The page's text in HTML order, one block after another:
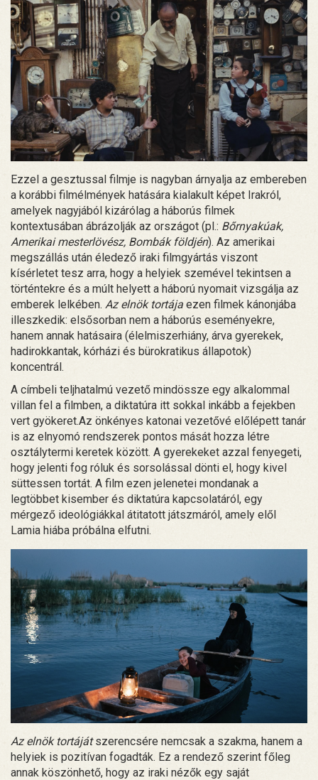
Ezzel a gesztussal filmje is nagyban árnyalja az embereben
a korábbi filmélmények hatására kialakult képet Irakról,
amelyek nagyjából kizárólag a háborús filmek
kontextusában ábrázolják az országot (pl.: Bőrnyakúak,
Amerikai mesterlövész, Bombák földjén). Az amerikai
megszállás után éledező iraki filmgyártás viszont
kísérletet tesz arra, hogy a helyiek szemével tekintsen a
történtekre és a múlt helyett a háború nyomait vizsgálja az
emberek lelkében. Az elnök tortája ezen filmek kánonjába
illeszkedik: elsősorban nem a háborús eseményekre,
hanem annak hatásaira (élelmiszerhiány, árva gyerekek,
hadirokkantak, kórházi és bürokratikus állapotok)
koncentrál.
A címbeli teljhatalmú vezető mindössze egy alkalommal
villan fel a filmben, a diktatúra itt sokkal inkább a fejekben
vert gyökeret.Az önkényes katonai vezetővé előlépett tanár
is az elnyomó rendszerek pontos mását hozza létre
osztálytermi keretek között. A gyerekeket azzal fenyegeti,
hogy jelenti fog róluk és sorsolással dönti el, hogy kivel
süttessen tortát. A film ezen jelenetei mondanak a
legtöbbet kisember és diktatúra kapcsolatáról, egy
mérgező ideológiákkal átitatott játszmáról, amely elől
Lamia hiába próbálna elfutni.
Az elnök tortájátszerencsére nemcsak a szakma, hanem a
helyiek is pozitívan fogadták. Ez a rendező szerint főleg
annak köszönhető, hogy az iraki nézők egy saját